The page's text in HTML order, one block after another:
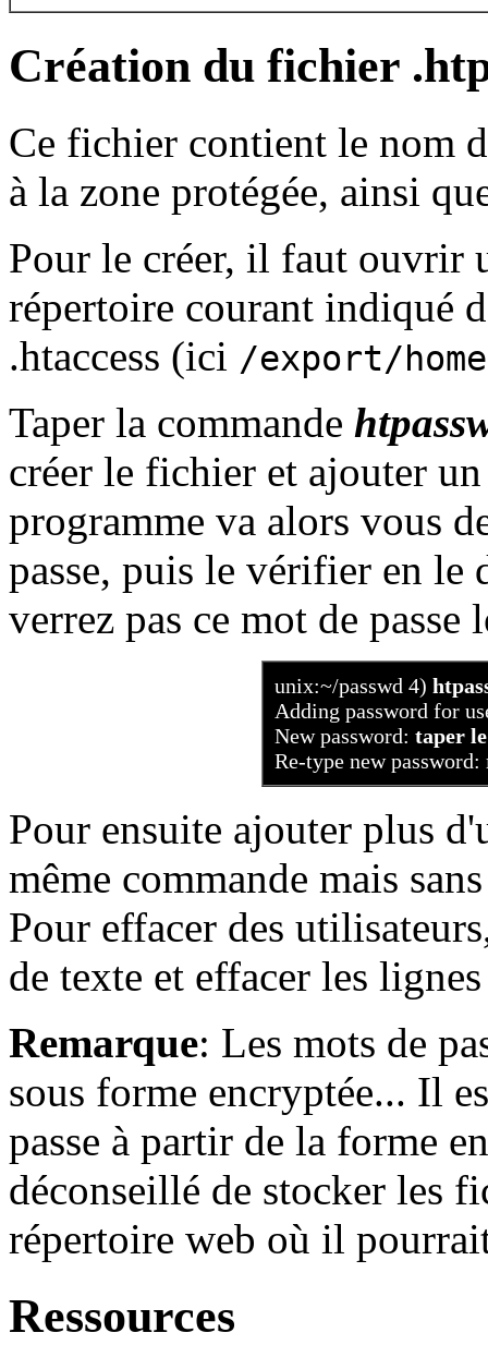
Création du fichier
Ce fichier contient le nom
à la zone protégée, ainsi
Pour le créer, il faut ouvrir
répertoire courant indiqué
.htaccess (ici /export/
Taper la commande
créer le fichier et ajouter
programme va alors vous
passe, puis le vérifier en le
verrez pas ce mot de passe
unix:~/passwd 4)
Adding password for
New password: taper
Re-type new password:
Pour ensuite ajouter plus
même commande mais
Pour effacer des
de texte et effacer les
Remarque: Les mots de
sous forme encryptée... Il
passe à partir de la forme
déconseillé de stocker les
répertoire web où il
Ressources